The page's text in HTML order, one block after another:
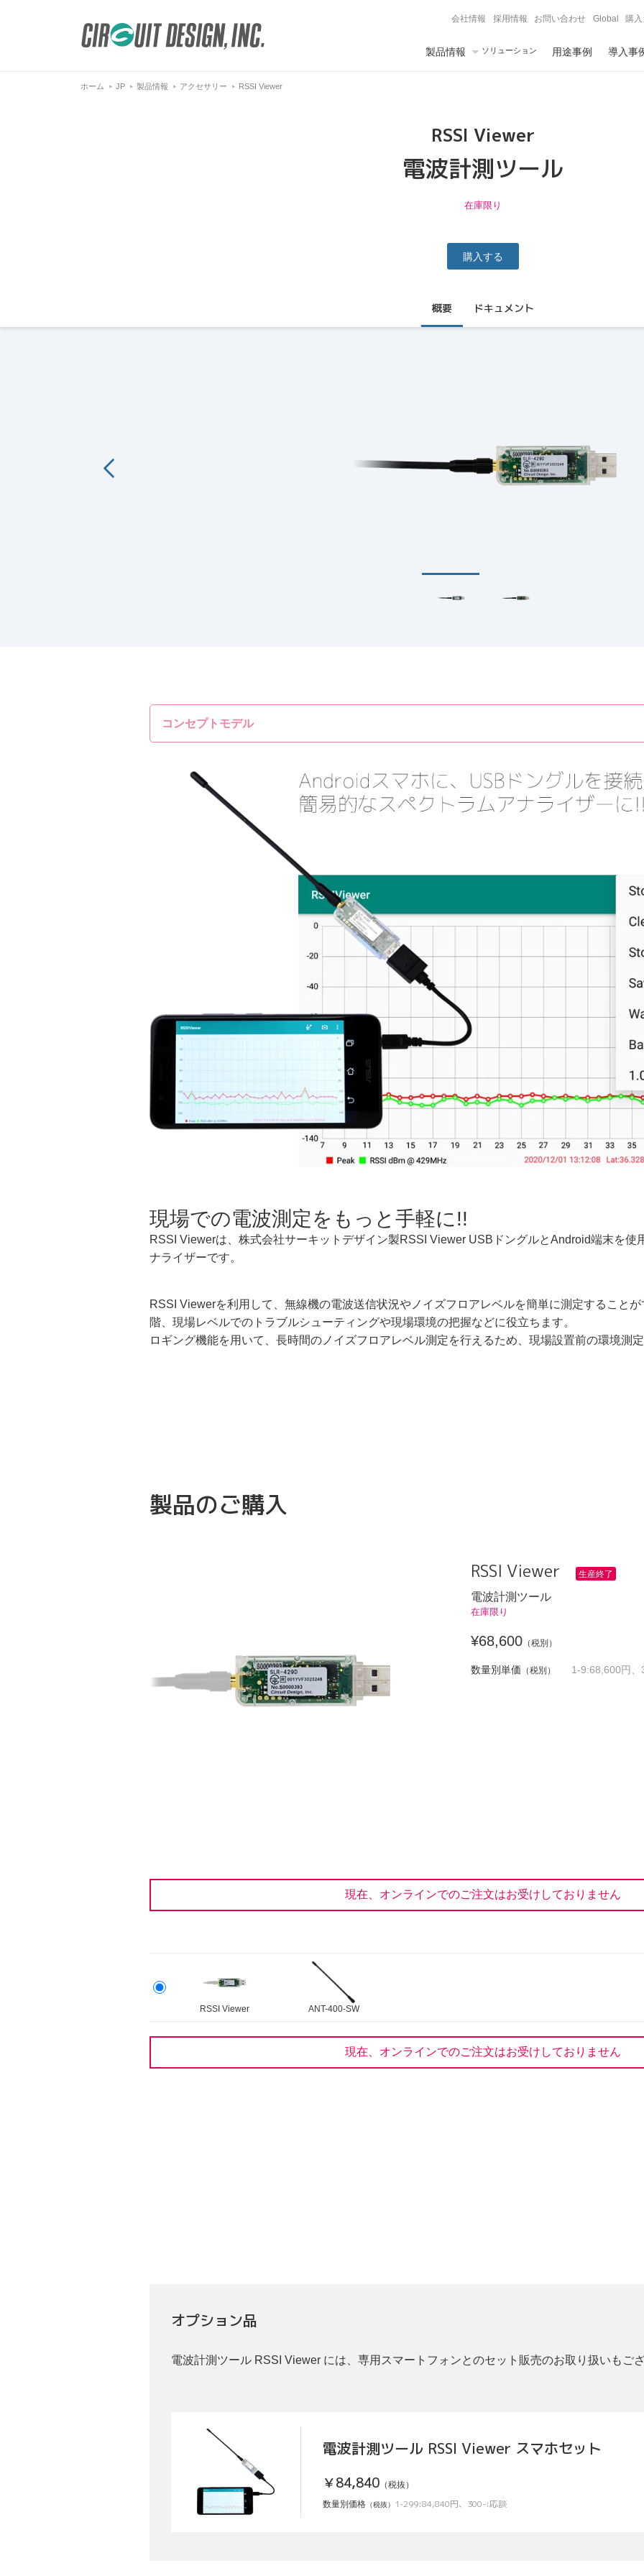
会社情報 採用情報 お問い合わせ Global 購
製品情報 ソリューション 用途事例 導入事
ホーム JP 製品情報 アクセサリー RSSI Viewer
RSSI Viewer
電波計測ツール
在庫限り
購入する
概要 ドキュメント
コンセプトモデル
現場での電波測定をもっと手軽に!!
RSSI Viewerは、株式会社サーキットデザイン製RSSI Viewer USBドングルとAndroid端末を使
ナライザーです。
RSSI Viewerを利用して、無線機の電波送信状況やノイズフロアレベルを簡単に測定すること
階、現場レベルでのトラブルシューティングや現場環境の把握などに役立ちます。
ロギング機能を用いて、長時間のノイズフロアレベル測定を行えるため、現場設置前の環境測定
製品のご購入
RSSI Viewer 生産終了
電波計測ツール
在庫限り
¥68,600 （税別）
数量別単価 （税別） 1-9:68,600円、
現在、オンラインでのご注文はお受けしておりません
RSSI Viewer ANT-400-SW
現在、オンラインでのご注文はお受けしておりません
オプション品
電波計測ツール RSSI Viewer には、 専用スマートフォンとのセット販売のお取り扱いもご
電波計測ツール RSSI Viewer スマホセット
￥84,840 （税抜）
数量別価格 （税抜） 1-299:84,840円、300-:応談